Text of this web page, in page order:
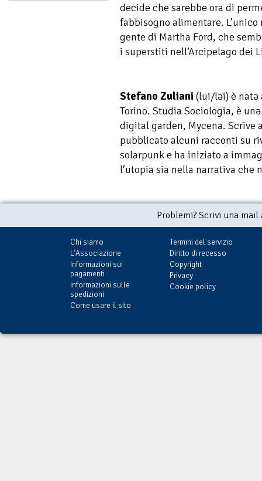
decide che sarebbe ora di
fabbisogno alimentare.
gente di Martha Ford, che
i superstiti nell’Arcipelago dei
Stefano Zuliani (lui/ləi) è natə
Torino. Studia Sociologia, è
digital garden, Mycena.
pubblicato alcuni racconti su
solarpunk e ha iniziato a
l’utopia sia nella narrativa
Problemi? Scrivi una
Chi siamo
L'Associazione
Informazioni sui
pagamenti
Informazioni sulle
spedizioni
Come usare il sito
Termini del servizio
Diritto di recesso
Copyright
Privacy
Cookie policy